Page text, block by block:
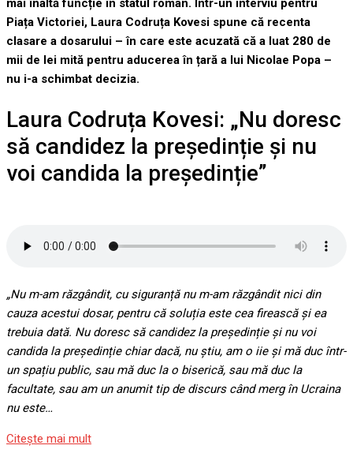
mai înaltă funcție în statul român. Într-un interviu pentru
Piața Victoriei, Laura Codruța Kovesi spune că recenta
clasare a dosarului – în care este acuzată că a luat 280 de
mii de lei mită pentru aducerea în țară a lui Nicolae Popa –
nu i-a schimbat decizia.
Laura Codruța Kovesi: „Nu doresc
să candidez la președinție și nu
voi candida la președinție”
„Nu m-am răzgândit, cu siguranță nu m-am răzgândit nici din
cauza acestui dosar, pentru că soluția este cea firească și ea
trebuia dată. Nu doresc să candidez la președinție și nu voi
candida la președinție chiar dacă, nu știu, am o iie și mă duc într-
un spațiu public, sau mă duc la o biserică, sau mă duc la
facultate, sau am un anumit tip de discurs când merg în Ucraina
nu este…
Citeşte mai mult